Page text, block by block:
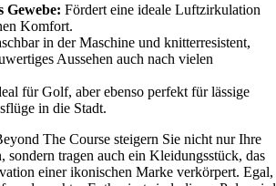
Gewebe: Fördert eine ideale Luftzirkulation
Komfort.
in der Maschine und knitterresistent,
Aussehen auch nach vielen
für Golf, aber ebenso perfekt für lässige
in die Stadt.
The Course steigern Sie nicht nur Ihre
sondern tragen auch ein Kleidungsstück, das
einer ikonischen Marke verkörpert. Egal,